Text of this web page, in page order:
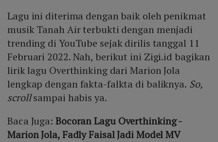
Lagu ini diterima dengan baik oleh penikmat
musik Tanah Air terbukti dengan menjadi
trending di YouTube sejak dirilis tanggal 11
Februari 2022. Nah, berikut ini Zigi.id bagikan
lirik lagu Overthinking dari Marion Jola
lengkap dengan fakta-falkta di baliknya. So,
scrollsampai habis ya.
Baca Juga: Bocoran Lagu Overthinking -
Marion Jola, Fadly Faisal Jadi Model MV